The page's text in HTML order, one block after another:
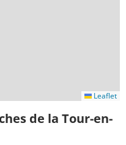
Leaflet
de la Tour-en-